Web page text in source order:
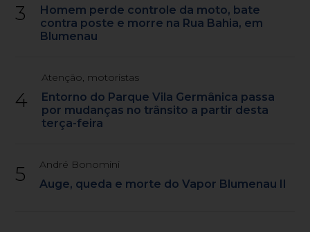
3
Homem perde controle da moto, bate
contra poste e morre na Rua Bahia, em
Blumenau
4
Atenção, motoristas
Entorno do Parque Vila Germânica passa
por mudanças no trânsito a partir desta
terça-feira
5 André Bonomini
Auge, queda e morte do Vapor Blumenau II